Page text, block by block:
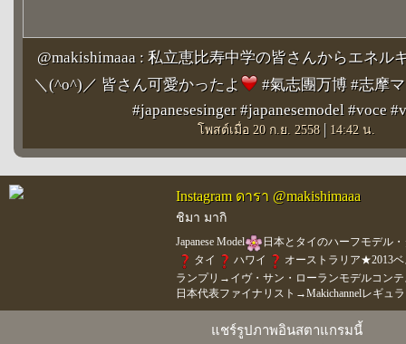
@makishimaaa : 私立恵比寿中学の皆さんからエネル
＼(^o^)／ 皆さん可愛かったよ
#氣志團万博 #志摩
#japanesesinger #japanesemodel #voce
โพสต์เมื่อ 20 ก.ย. 2558 | 14:42 น.
Instagram ดารา @makishimaaa
ชิมา มากิ
Japanese Model
日本とタイのハーフモデル
タイ
ハワイ
オーストラリア★2013
ランプリ→イヴ・サン・ローランモデルコン
日本代表ファイナリスト→Makichannelレギュ
แชร์รูปภาพอินสตาแกรมนี้